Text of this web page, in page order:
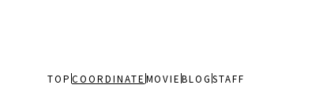
TOP COORDINATE MOVIE BLOG STAFF